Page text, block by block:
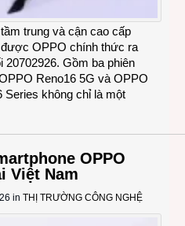
trung và cận cao cấp
OPPO chính thức ra
Gồm ba phiên
Reno16 5G và OPPO
Series không chỉ là một
OPPO
Việt Nam
in THỊ TRƯỜNG CÔNG NGHỆ